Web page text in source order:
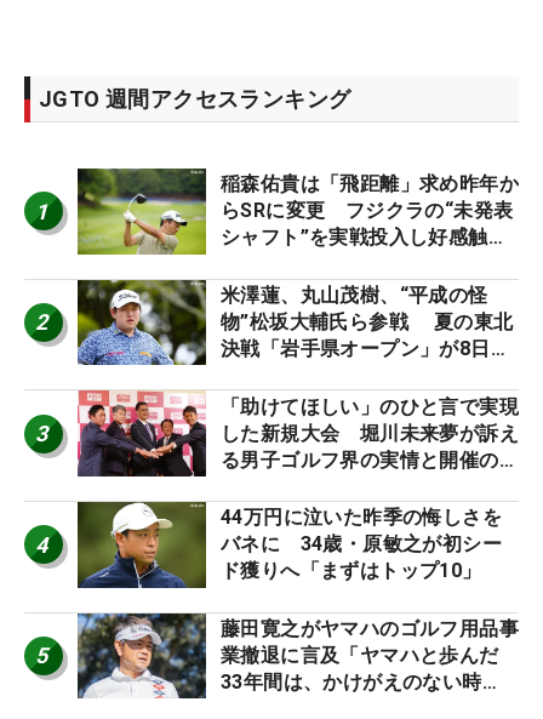
JGTO 週間アクセスランキング
1
稲森佑貴は「飛距離」求め昨年か
らSRに変更 フジクラの“未発表
シャフト”を実戦投入し好感触
ーのヒトネタ！】
2
米澤蓮、丸山茂樹、“平成の怪
物”松坂大輔氏ら参戦 夏の東北
決戦「岩手県オープン」が8日開
3
「助けてほしい」のひと言で実現
した新規大会 堀川未来夢が訴え
る男子ゴルフ界の実情と開催の舞
4
44万円に泣いた昨季の悔しさを
バネに 34歳・原敏之が初シー
ド獲りへ「まずはトップ10」
5
藤田寛之がヤマハのゴルフ用品事
業撤退に言及「ヤマハと歩んだ
33年間は、かけがえのない時